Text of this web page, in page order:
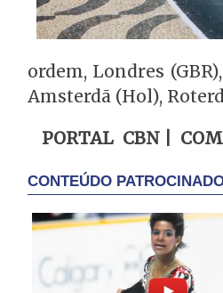
ordem, Londres
Amsterdã (Hol),
PORTAL CBN |